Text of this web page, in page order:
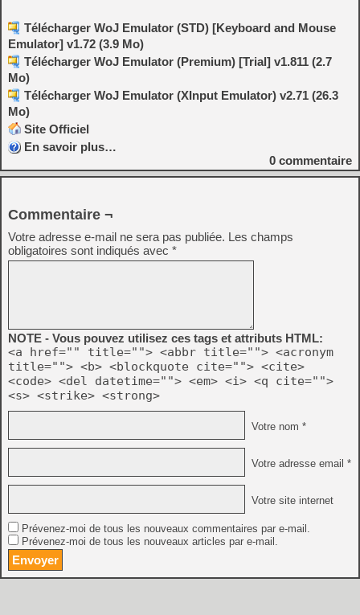
Télécharger WoJ Emulator (STD) [Keyboard and Mouse
Emulator] v1.72 (3.9 Mo)
Télécharger WoJ Emulator (Premium) [Trial] v1.811 (2.7
Mo)
Télécharger WoJ Emulator (XInput Emulator) v2.71 (26.3
Mo)
Site Officiel
En savoir plus…
0 commentaire
Commentaire ¬
Votre adresse e-mail ne sera pas publiée. Les champs
obligatoires sont indiqués avec *
NOTE - Vous pouvez utilisez ces tags et attributs HTML:
<a href="" title=""> <abbr title=""> <acronym
title=""> <b> <blockquote cite=""> <cite>
<code> <del datetime=""> <em> <i> <q cite="">
<s> <strike> <strong>
Votre nom *
Votre adresse email *
Votre site internet
Prévenez-moi de tous les nouveaux commentaires par e-mail.
Prévenez-moi de tous les nouveaux articles par e-mail.